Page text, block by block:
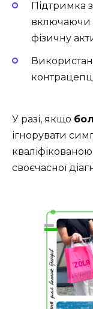
Підтримка
включаючи
фізичну
У разі, якщо
ігнорувати
своєчасної